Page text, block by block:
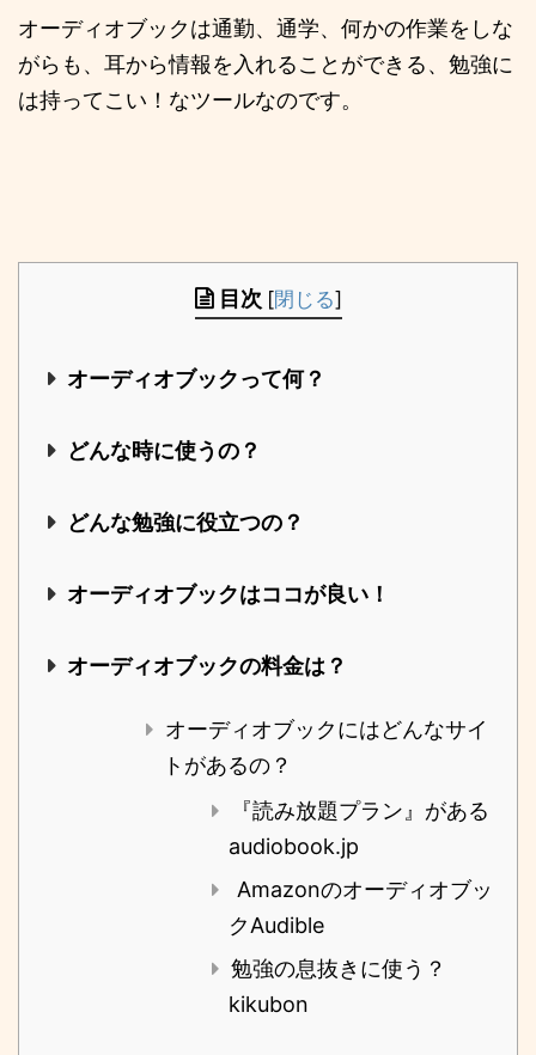
オーディオブックは通勤、通学、何かの作業をしな
がらも、耳から情報を入れることができる、勉強に
は持ってこい！なツールなのです。
目次 [閉じる]
オーディオブックって何？
どんな時に使うの？
どんな勉強に役立つの？
オーディオブックはココが良い！
オーディオブックの料金は？
オーディオブックにはどんなサイ
トがあるの？
『読み放題プラン』がある
audiobook.jp
Amazonのオーディオブッ
クAudible
勉強の息抜きに使う？
kikubon